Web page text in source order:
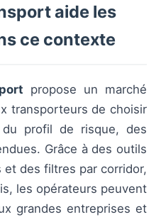
aide les
ce contexte
propose un marché
transporteurs de choisir
profil de risque, des
Grâce à des outils
et des filtres par corridor,
les opérateurs peuvent
grandes entreprises et